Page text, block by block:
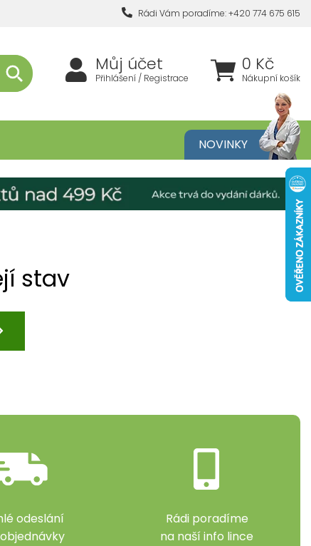
Rádi Vám poradíme: +420 774 675 615
0 Kč
Nákupní košík
Můj účet
Přihlášení / Registrace
NOVINKY
stav
odeslání
Rádi poradíme
na naší info lince